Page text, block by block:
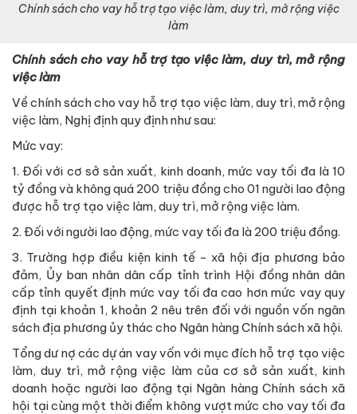
Chính sách cho vay hỗ trợ tạo việc làm, duy trì, mở rộng việc
làm
Chính sách cho vay hỗ trợ tạo việc làm, duy trì, mở rộng
việc làm
Về chính sách cho vay hỗ trợ tạo việc làm, duy trì, mở rộng
việc làm, Nghị định quy định như sau:
Mức vay:
1. Đối với cơ sở sản xuất, kinh doanh, mức vay tối đa là 10
tỷ đồng và không quá 200 triệu đồng cho 01 người lao động
được hỗ trợ tạo việc làm, duy trì, mở rộng việc làm.
2. Đối với người lao động, mức vay tối đa là 200 triệu đồng.
3. Trường hợp điều kiện kinh tế - xã hội địa phương bảo
đảm, Ủy ban nhân dân cấp tỉnh trình Hội đồng nhân dân
cấp tỉnh quyết định mức vay tối đa cao hơn mức vay quy
định tại khoản 1, khoản 2 nêu trên đối với nguồn vốn ngân
sách địa phương ủy thác cho Ngân hàng Chính sách xã hội.
Tổng dư nợ các dự án vay vốn với mục đích hỗ trợ tạo việc
làm, duy trì, mở rộng việc làm của cơ sở sản xuất, kinh
doanh hoặc người lao động tại Ngân hàng Chính sách xã
hội tại cùng một thời điểm không vượt mức cho vay tối đa